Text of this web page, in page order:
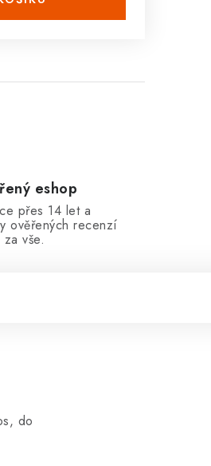
eshop
přes 14 let a
ověřených recenzí
za vše.
do